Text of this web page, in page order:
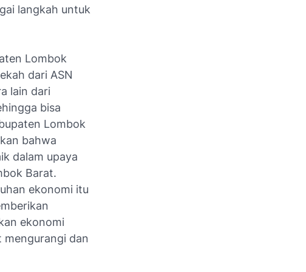
langkah untuk
Lombok
dari ASN
lain dari
bisa
Lombok
bahwa
dalam upaya
Barat.
ekonomi itu
ekonomi
mengurangi dan